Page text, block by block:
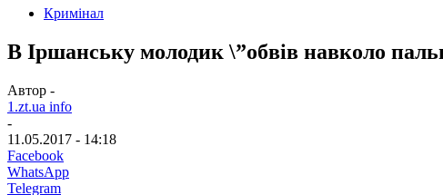
Кримінал
В Іршанську молодик \”обвів навколо
Автор -
1.zt.ua info
-
11.05.2017 - 14:18
Facebook
WhatsApp
Telegram